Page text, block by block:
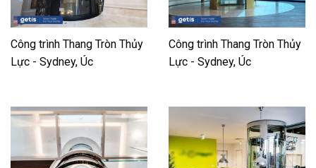
Công trình Thang Tròn Thủy
Lực - Sydney, Úc
Công trình Thang Tròn Thủy
Lực - Sydney, Úc